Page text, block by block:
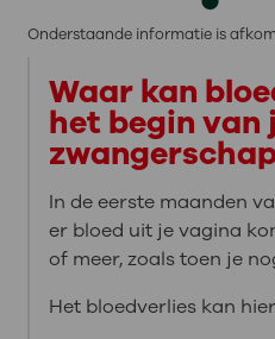
Onderstaande informatie is
Waar kan
het begin van
In de eerste maanden
er bloed uit je vagina
of meer, zoals toen je
Het bloedverlies kan